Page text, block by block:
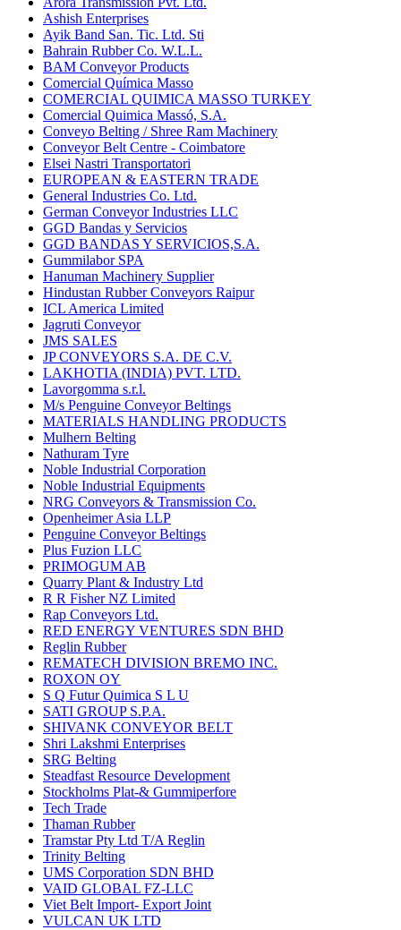
Ashish Enterprises
Ayik Band San. Tic. Ltd. Sti
Bahrain Rubber Co. W.L.L.
BAM Conveyor Products
Comercial Química Masso
COMERCIAL QUIMICA MASSO TURKEY
Comercial Quimica Massó, S.A.
Conveyo Belting / Shree Ram Machinery
Conveyor Belt Centre - Coimbatore
Elsei Nastri Transportatori
EUROPEAN & EASTERN TRADE
General Industries Co. Ltd.
German Conveyor Industries LLC
GGD Bandas y Servicios
GGD BANDAS Y SERVICIOS,S.A.
Gummilabor SPA
Hanuman Machinery Supplier
Hindustan Rubber Conveyors Raipur
ICL America Limited
Jagruti Conveyor
JMS SALES
JP CONVEYORS S.A. DE C.V.
LAKHOTIA (INDIA) PVT. LTD.
Lavorgomma s.r.l.
M/s Penguine Conveyor Beltings
MATERIALS HANDLING PRODUCTS
Mulhern Belting
Nathuram Tyre
Noble Industrial Corporation
Noble Industrial Equipments
NRG Conveyors & Transmission Co.
Openheimer Asia LLP
Penguine Conveyor Beltings
Plus Fuzion LLC
PRIMOGUM AB
Quarry Plant & Industry Ltd
R R Fisher NZ Limited
Rap Conveyors Ltd.
RED ENERGY VENTURES SDN BHD
Reglin Rubber
REMATECH DIVISION BREMO INC.
ROXON OY
S Q Futur Quimica S L U
SATI GROUP S.P.A.
SHIVANK CONVEYOR BELT
Shri Lakshmi Enterprises
SRG Belting
Steadfast Resource Development
Stockholms Plat-& Gummiperfore
Tech Trade
Thaman Rubber
Tramstar Pty Ltd T/A Reglin
Trinity Belting
UMS Corporation SDN BHD
VAID GLOBAL FZ-LLC
Viet Belt Import- Export Joint
VULCAN UK LTD